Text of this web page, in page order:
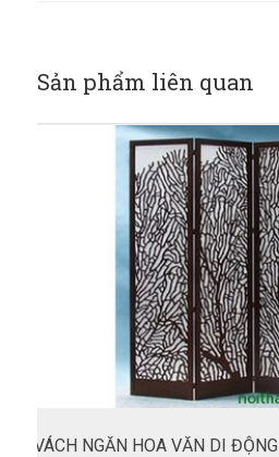
Sản phẩm liên quan
VÁCH NGĂN HOA VĂN DI